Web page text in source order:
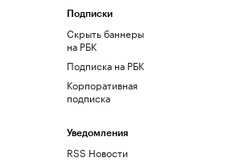
Подписки
Скрыть баннеры
на РБК
Подписка на РБК
Корпоративная
подписка
Уведомления
RSS Новости